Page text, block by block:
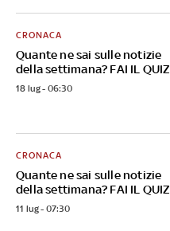
Quante ne sai sulle notizie
della settimana? FAI IL QUIZ
CRONACA
18 lug - 06:30
Quante ne sai sulle notizie
della settimana? FAI IL QUIZ
CRONACA
11 lug - 07:30